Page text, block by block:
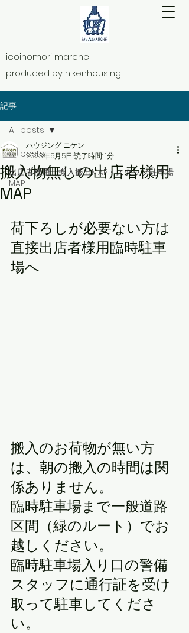
icoinomori marche
produced by nikenhousing​
記事
All posts
出店者様用 搬入搬出MAP・スタッフ駐車場
MAP
All posts
搬入物無しの出店者様用
MAP
ハウジング ニケン
2023年5月5日 読了時間: 1分
荷下ろしが必要ない方は
直接出店者様用臨時駐車
場へ
搬入のお荷物が無い方
は、朝の搬入の時間は関
係ありません。
臨時駐車場まで一般道路
区間（緑のルート）でお
越しください。
臨時駐車場入り口の警備
スタッフに通行証を受け
取って駐車してくださ
い。